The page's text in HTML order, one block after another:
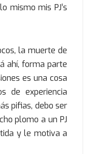
mismo mis PJ’s
la muerte de
ahí, forma parte
es una cosa
de experiencia
pifias, debo ser
plomo a un PJ
y le motiva a